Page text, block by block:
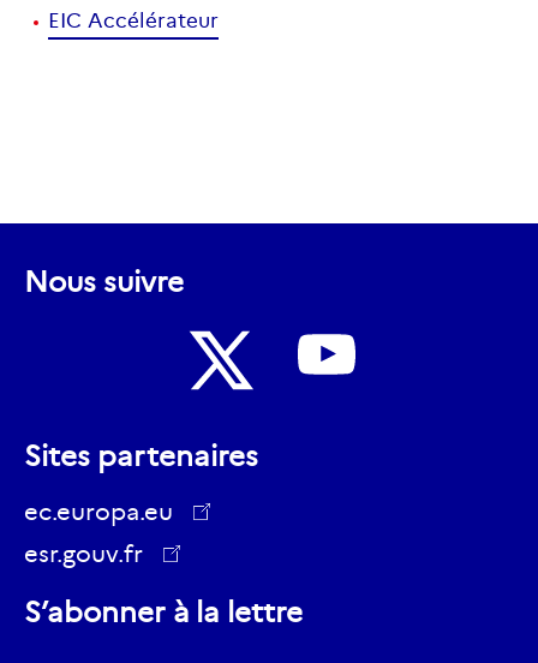
EIC Accélérateur
Nous suivre
suivre
sur
Sites partenaires
ec.europa.eu
esr.gouv.fr
ec.europa.eu
S’abonner à la lettre